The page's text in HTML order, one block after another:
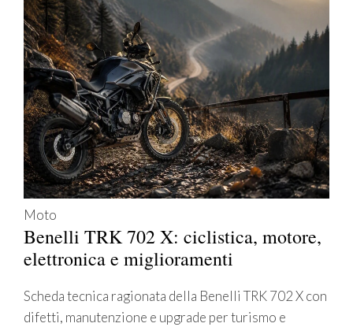
Moto
Benelli TRK 702 X: ciclistica, motore,
elettronica e miglioramenti
Scheda tecnica ragionata della Benelli TRK 702 X con
difetti, manutenzione e upgrade per turismo e